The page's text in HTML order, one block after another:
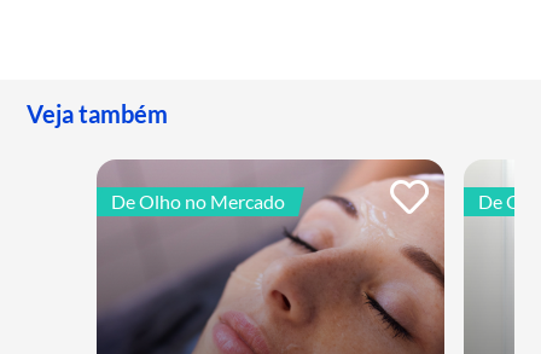
Veja também
De Olho no Mercado De